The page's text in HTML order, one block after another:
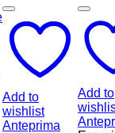
Add to
wishlist
Anteprima
Add to